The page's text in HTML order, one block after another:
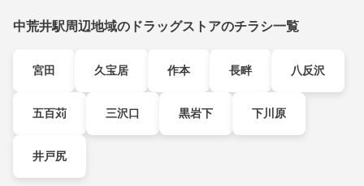
中荒井駅周辺地域のドラッグストアのチラシ一覧
宮田 久宝居 作本 長畔 八反沢
五百苅 三沢口 黒岩下 下川原
井戸尻